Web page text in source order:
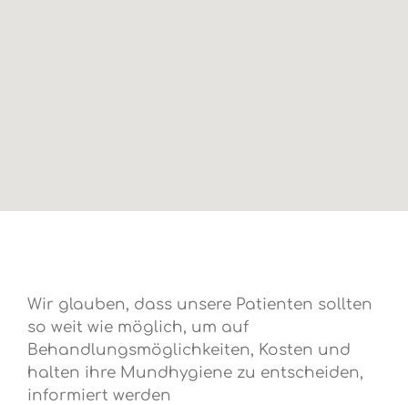
Wir glauben, dass unsere Patienten sollten
so weit wie möglich, um auf
Behandlungsmöglichkeiten, Kosten und
halten ihre Mundhygiene zu entscheiden,
informiert werden